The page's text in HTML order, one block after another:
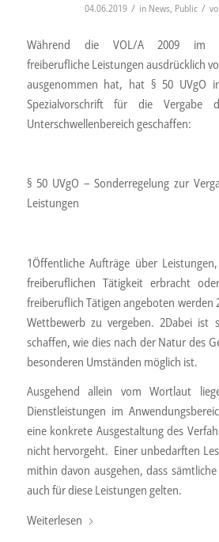
04.06.2019 / in News, Public /
Während die VOL/A 2009 im
freiberufliche Leistungen ausdrücklich
ausgenommen hat, hat § 50 UVgO
Spezialvorschrift für die Vergabe
Unterschwellenbereich geschaffen:
§ 50 UVgO – Sonderregelung zur
Leistungen
1Öffentliche Aufträge über
freiberuflichen Tätigkeit erbracht
freiberuflich Tätigen angeboten werden
Wettbewerb zu vergeben. 2Dabei ist
schaffen, wie dies nach der Natur des
besonderen Umständen möglich ist.
Ausgehend allein vom Wortlaut
Dienstleistungen im
eine konkrete Ausgestaltung des
nicht hervorgeht. Einer unbedarften
mithin davon ausgehen, dass
auch für diese Leistungen gelten.
Weiterlesen